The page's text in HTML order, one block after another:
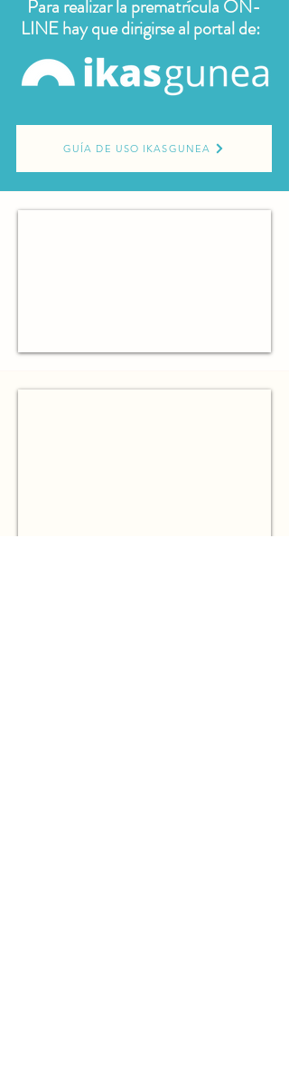
Para realizar la prematrícula ON-
LINE hay que dirigirse al portal de:
GUÍA DE USO IKASGUNEA